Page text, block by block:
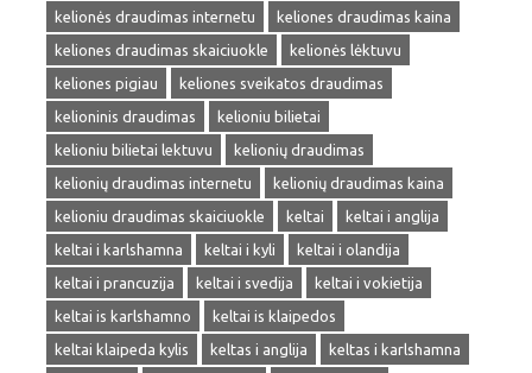
kelionės draudimas internetu
keliones draudimas kaina
keliones draudimas skaiciuokle
kelionės lėktuvu
keliones pigiau
keliones sveikatos draudimas
kelioninis draudimas
kelioniu bilietai
kelioniu bilietai lektuvu
kelionių draudimas
kelionių draudimas internetu
kelionių draudimas kaina
kelioniu draudimas skaiciuokle
keltai
keltai i anglija
keltai i karlshamna
keltai i kyli
keltai i olandija
keltai i prancuzija
keltai i svedija
keltai i vokietija
keltai is karlshamno
keltai is klaipedos
keltai klaipeda kylis
keltas i anglija
keltas i karlshamna